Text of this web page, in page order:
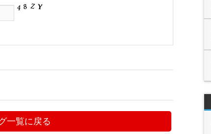
一覧に戻る